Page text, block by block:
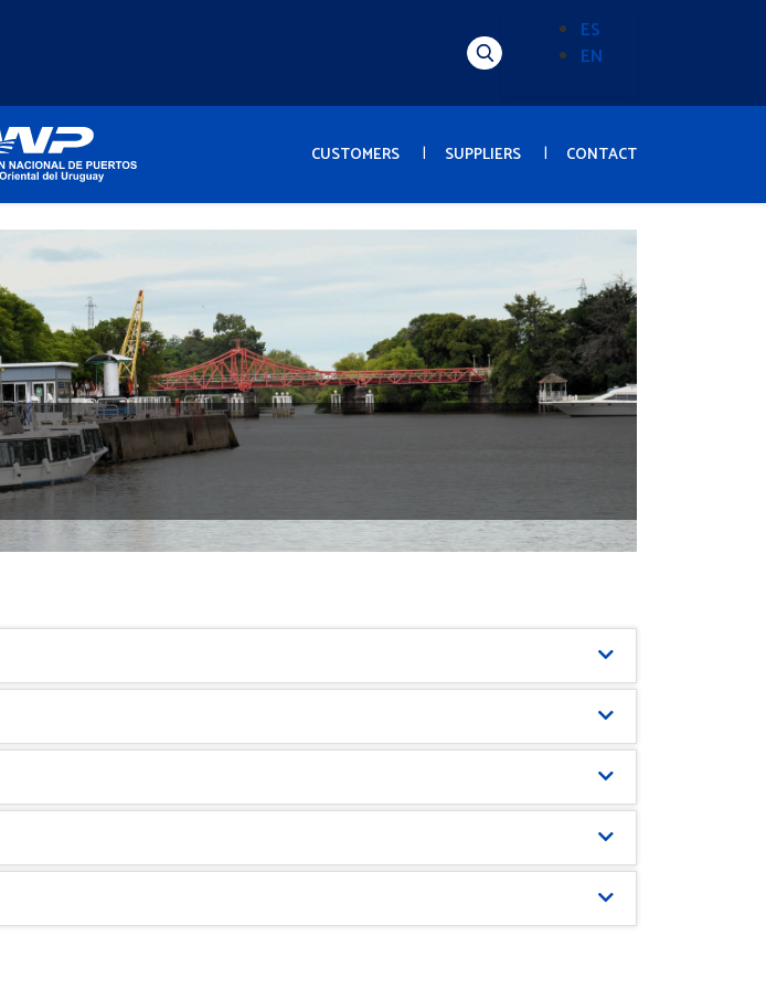
Alternador
(Content)
ES
EN
CUSTOMERS SUPPLIERS CONTACT